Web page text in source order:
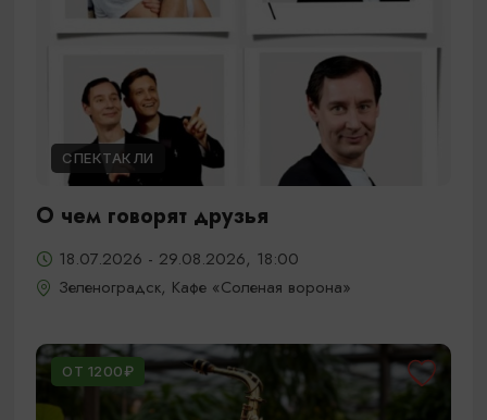
СПЕКТАКЛИ
О чем говорят друзья
18.07.2026 - 29.08.2026, 18:00
Зеленоградск, Кафе «Соленая ворона»
ОТ 1200₽